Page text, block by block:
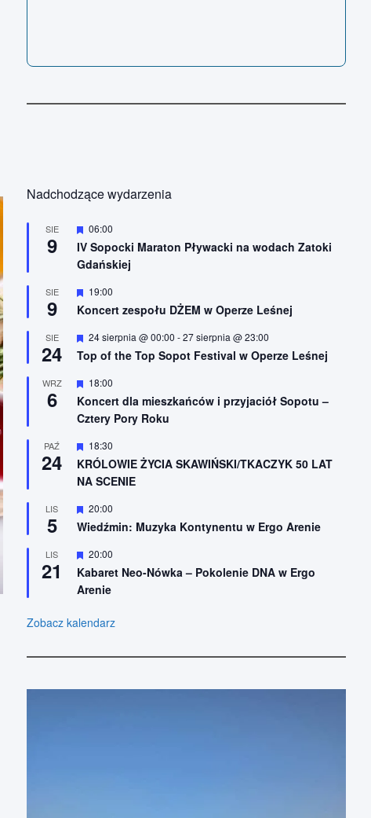
Nadchodzące wydarzenia
SIE
9
W
y
r
ó
n
o
e
06:00
IV Sopocki Maraton Pływacki na wodach Zatoki
Gdańskiej
SIE
9
W
r
ż
n
i
o
n
e
19:00
Koncert zespołu DŻEM w Operze Leśnej
SIE
24
W
r
ż
n
o
e
24 sierpnia @ 00:00 -27 sierpnia @ 23:00
Top of the Top Sopot Festival w Operze Leśnej
WRZ
6
W
r
ó
n
i
o
n
18:00
Koncert dla mieszkańców i przyjaciół Sopotu –
Cztery Pory Roku
PAŹ
24
W
y
r
ó
n
i
o
e
18:30
KRÓLOWIE ŻYCIA SKAWIŃSKI/TKACZYK 50 LAT
NA SCENIE
LIS
5
W
y
r
ż
n
o
e
20:00
Wiedźmin: Muzyka Kontynentu w Ergo Arenie
LIS
21
W
y
r
ó
i
n
20:00
Kabaret Neo-Nówka – Pokolenie DNA w Ergo
Arenie
Zobacz kalendarz